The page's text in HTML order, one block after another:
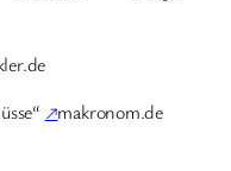
↗makronom.de